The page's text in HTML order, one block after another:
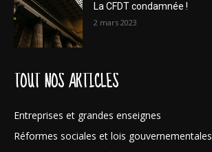
La CFDT condamnée !
2 mars 2023
TOUT NOS ARTICLES
Entreprises et grandes enseignes
Réformes sociales et lois gouvernementales